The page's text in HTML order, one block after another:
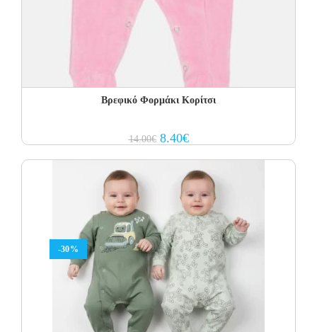
Βρεφικό Φορμάκι Κορίτσι
14.00€ Original
price
8.40€Current
price
-30%